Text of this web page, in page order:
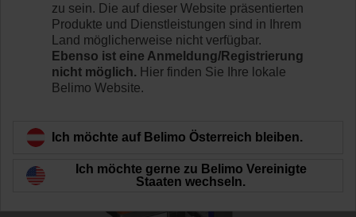
Mehr erfahren
Zurück zur Produktkategorie
zu sein. Die auf dieser Website präsentierten
Produkte und Dienstleistungen sind in Ihrem
Land möglicherweise nicht verfügbar.
Ebenso ist eine Anmeldung/Registrierung
nicht möglich. Hier finden Sie Ihre lokale
Belimo Website.
Ich möchte auf Belimo Österreich bleiben.
Ich möchte gerne zu Belimo Vereinigte
Staaten wechseln.